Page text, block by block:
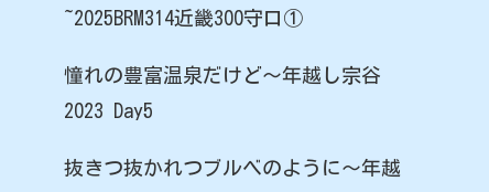
~2025BRM314近畿300守口①
憧れの豊富温泉だけど〜年越し宗谷
2023 Day5
抜きつ抜かれつブルベのように〜年越